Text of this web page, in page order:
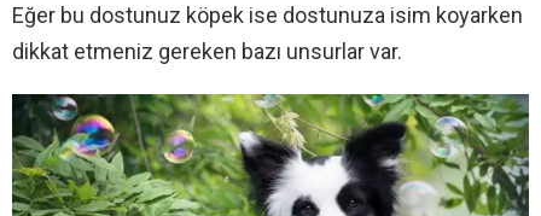
Eğer bu dostunuz köpek ise dostunuza isim koyarken
dikkat etmeniz gereken bazı unsurlar var.